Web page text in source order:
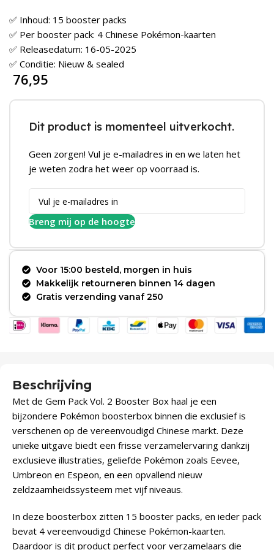
✅ Inhoud: 15 booster packs
✅ Per booster pack: 4 Chinese Pokémon-kaarten
✅ Releasedatum: 16-05-2025
✅ Conditie: Nieuw & sealed
76,95
Dit product is momenteel uitverkocht.
Geen zorgen! Vul je e-mailadres in en we laten het
je weten zodra het weer op voorraad is.
Breng mij op de hoogte
Voor 15:00 besteld, morgen in huis
Makkelijk retourneren binnen 14 dagen
Gratis verzending vanaf 250
Beschrijving
Met de Gem Pack Vol. 2 Booster Box haal je een
bijzondere Pokémon boosterbox binnen die exclusief is
verschenen op de vereenvoudigd Chinese markt. Deze
unieke uitgave biedt een frisse verzamelervaring dankzij
exclusieve illustraties, geliefde Pokémon zoals Eevee,
Umbreon en Espeon, en een opvallend nieuw
zeldzaamheidssysteem met vijf niveaus.
In deze boosterbox zitten 15 booster packs, en ieder pack
bevat 4 vereenvoudigd Chinese Pokémon-kaarten.
Daardoor is dit product perfect voor verzamelaars die